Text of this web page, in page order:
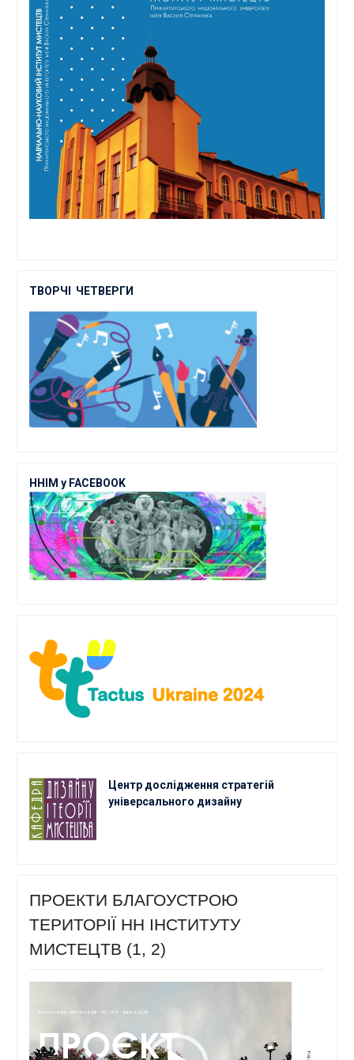
ТВОРЧІ ЧЕТВЕРГИ
ННІМ у FACEBOOK
Центр дослідження стратегій
універсального дизайну
ПРОЕКТИ БЛАГОУСТРОЮ
ТЕРИТОРІЇ НН ІНСТИТУТУ
МИСТЕЦТВ (1, 2)